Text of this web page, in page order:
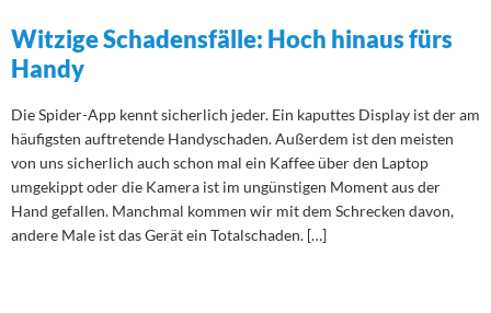
Witzige Schadensfälle: Hoch hinaus fürs
Handy
Die Spider-App kennt sicherlich jeder. Ein kaputtes Display ist der am
häufigsten auftretende Handyschaden. Außerdem ist den meisten
von uns sicherlich auch schon mal ein Kaffee über den Laptop
umgekippt oder die Kamera ist im ungünstigen Moment aus der
Hand gefallen. Manchmal kommen wir mit dem Schrecken davon,
andere Male ist das Gerät ein Totalschaden. […]